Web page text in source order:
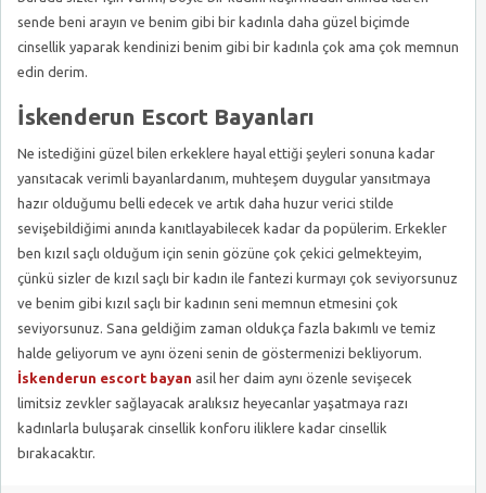
sende beni arayın ve benim gibi bir kadınla daha güzel biçimde
cinsellik yaparak kendinizi benim gibi bir kadınla çok ama çok memnun
edin derim.
İskenderun Escort Bayanları
Ne istediğini güzel bilen erkeklere hayal ettiği şeyleri sonuna kadar
yansıtacak verimli bayanlardanım, muhteşem duygular yansıtmaya
hazır olduğumu belli edecek ve artık daha huzur verici stilde
sevişebildiğimi anında kanıtlayabilecek kadar da popülerim. Erkekler
ben kızıl saçlı olduğum için senin gözüne çok çekici gelmekteyim,
çünkü sizler de kızıl saçlı bir kadın ile fantezi kurmayı çok seviyorsunuz
ve benim gibi kızıl saçlı bir kadının seni memnun etmesini çok
seviyorsunuz. Sana geldiğim zaman oldukça fazla bakımlı ve temiz
halde geliyorum ve aynı özeni senin de göstermenizi bekliyorum.
İskenderun escort bayan asil her daim aynı özenle sevişecek
limitsiz zevkler sağlayacak aralıksız heyecanlar yaşatmaya razı
kadınlarla buluşarak cinsellik konforu iliklere kadar cinsellik
bırakacaktır.